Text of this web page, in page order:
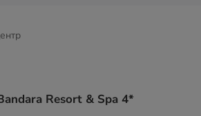
Resort & Spa 4*